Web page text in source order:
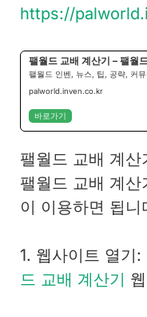
https://
팰월드 교배 계산기 – 팰월
팰월드 인벤, 뉴스, 팁, 공략, 커
palworld.inven.co.kr
바로가기
팰월드 교배 계
팰월드 교배 계
이 이용하면 됩니
1. 웹사이트 열기
드 교배 계산기